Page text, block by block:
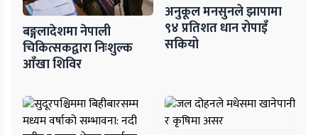
बङ्गलादेशमा नेपाली
चिकित्सकद्वारा निःशुल्क
आँखा शिविर
अनुकूल मनसुनले झापामा
९४ प्रतिशत धान रोपाइँ
सकियो